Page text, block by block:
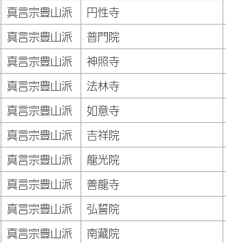
真言宗豊山派
円性寺
真言宗豊山派
普門院
真言宗豊山派
神照寺
真言宗豊山派
法林寺
真言宗豊山派
如意寺
真言宗豊山派
吉祥院
真言宗豊山派
龍光院
真言宗豊山派
善龍寺
真言宗豊山派
弘誓院
真言宗豊山派
南藏院